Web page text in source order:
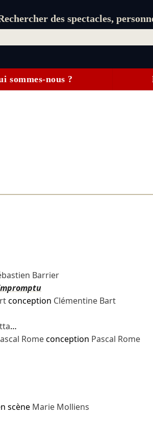
des spectacles,
sommes-nous ?
Barrier
conception Clémentine Bart
…
Romeconception Pascal Rome
scène Marie Molliens